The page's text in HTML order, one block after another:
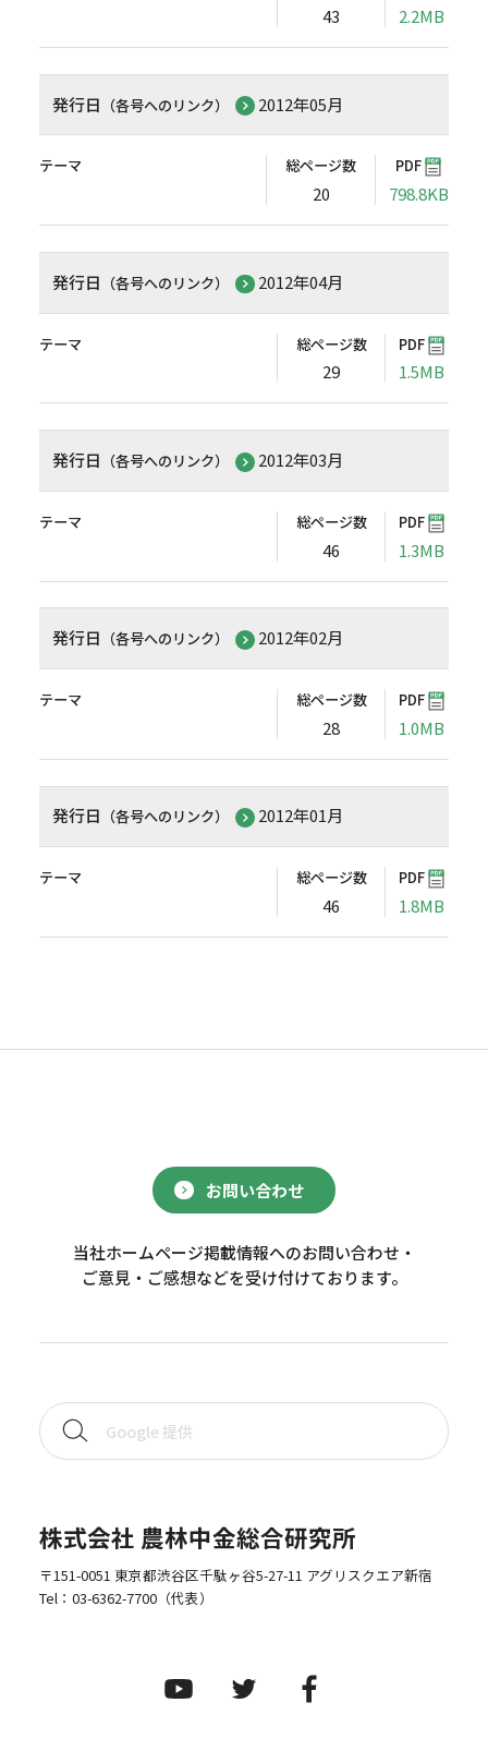
43 2.2MB
発行日 （各号へのリンク） 2012年05月
テーマ 総ページ数
20
PDF
798.8KB
発行日 （各号へのリンク） 2012年04月
テーマ 総ページ数
29
PDF
1.5MB
発行日 （各号へのリンク） 2012年03月
テーマ 総ページ数
46
PDF
1.3MB
発行日 （各号へのリンク） 2012年02月
テーマ 総ページ数
28
PDF
1.0MB
発行日 （各号へのリンク） 2012年01月
テーマ 総ページ数
46
PDF
1.8MB
お問い合わせ
当社ホームページ掲載情報へのお問い合わせ・
ご意見・ご感想などを受け付けております。
株式会社 農林中金総合研究所
〒151-0051 東京都渋谷区千駄ヶ谷5-27-11 アグリスクエア新宿
Tel： 03-6362-7700（代表）